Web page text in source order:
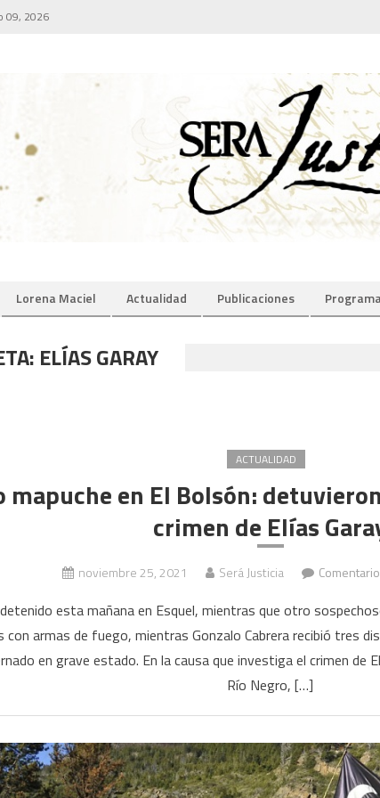
09, 2026
Lorena Maciel Actualidad Publicaciones Programa
ELÍAS GARAY
ACTUALIDAD
en El Bolsón:
crimen de Elías
noviembre 25, 2021 Será Justicia
esta mañana en Esquel, mientras que otro
con armas de fuego, mientras Gonzalo Cabrera recibió tres
en grave estado. En la causa que investiga el crimen de
Río Negro, […]